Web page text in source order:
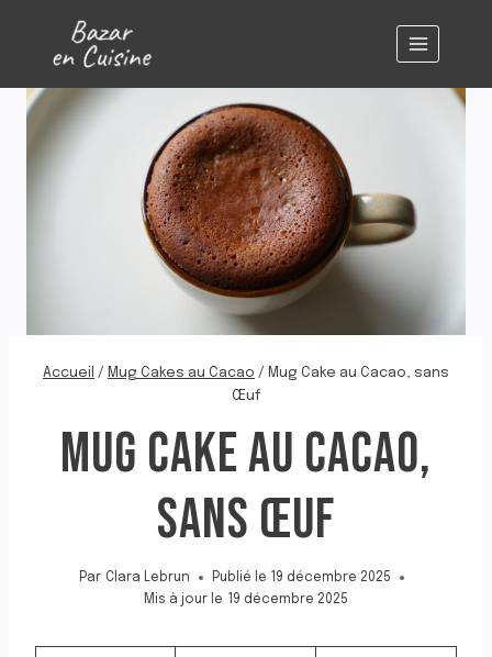
contenu
Accueil / Mug Cakes au Cacao / Mug Cake au Cacao, sans
Œuf
MUG CAKE AU CACAO,
SANS ŒUF
Par Clara Lebrun Publié le
19 décembre 2025
Mis à jour le
19 décembre 2025